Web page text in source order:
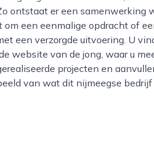
ontstaat er een samenwerking
een eenmalige opdracht of
een verzorgde uitvoering. U
website van de jong, waar u
projecten en
van wat dit nijmeegse